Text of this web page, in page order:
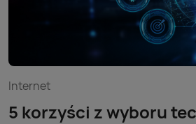
Internet
5 korzyści z wyboru